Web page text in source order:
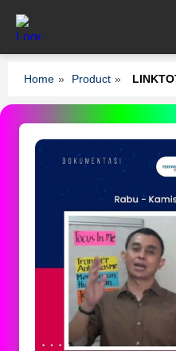
Home » Product »